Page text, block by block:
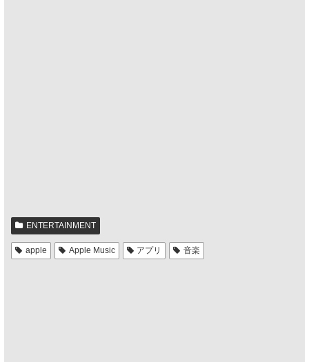
ENTERTAINMENT
apple Apple Music アプリ 音楽